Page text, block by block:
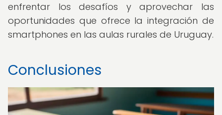
enfrentar los desafíos y aprovechar las
oportunidades que ofrece la integración de
smartphones en las aulas rurales de Uruguay.
Conclusiones